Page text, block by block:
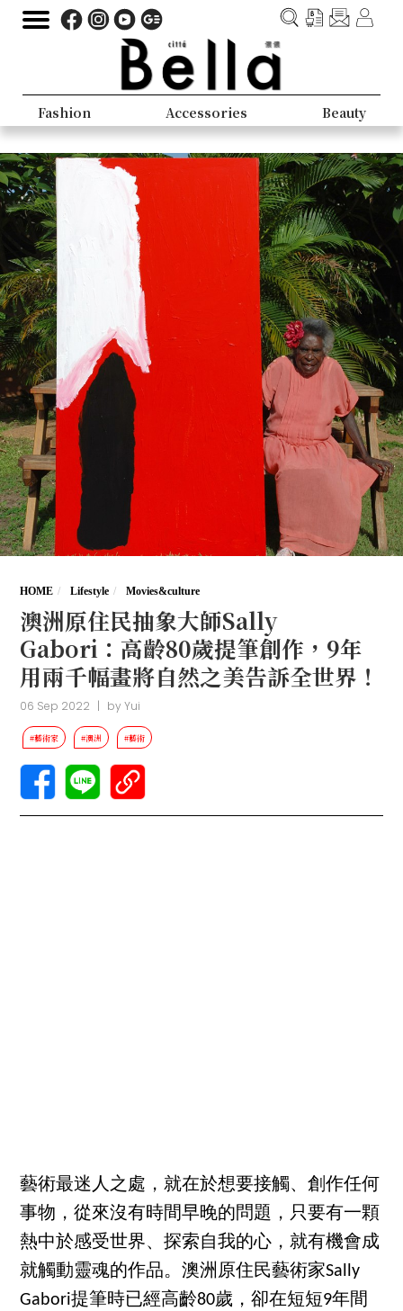
Fashion Accessories Beauty
HOME Lifestyle Movies&culture
澳洲原住民抽象大師Sally
Gabori：高齡80歲提筆創作，9年
用兩千幅畫將自然之美告訴全世界！
06 Sep 2022 | byYui
#藝術家 #澳洲 #藝術
藝術最迷人之處，就在於想要接觸、創作任何
事物，從來沒有時間早晚的問題，只要有一顆
熱中於感受世界、探索自我的心，就有機會成
就觸動靈魂的作品。澳洲原住民藝術家Sally
Gabori提筆時已經高齡80歲，卻在短短9年間